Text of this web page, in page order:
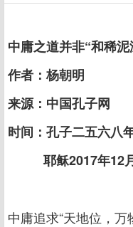
中庸之道并非“和稀泥
作者：杨朝明
来源：中国孔子网
时间：孔子二五六八
耶稣2017年12
中庸追求“天地位，